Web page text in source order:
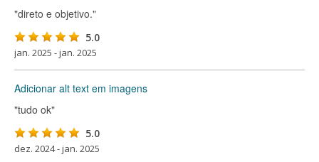
"direto e objetivo."
5.0
jan. 2025 - jan. 2025
Adicionar alt text em imagens
"tudo ok"
5.0
dez. 2024 - jan. 2025